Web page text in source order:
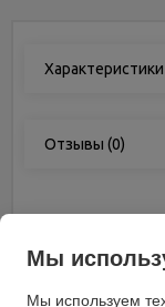
Характеристики
Отзывы (0)
Мы
Мы используем